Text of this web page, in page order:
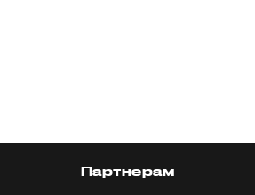
Партнерам